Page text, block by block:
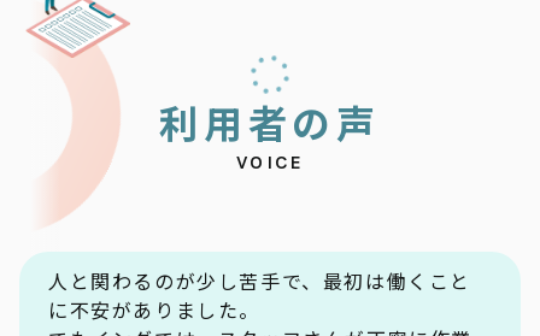
利用者の声
VOICE
人と関わるのが少し苦手で、最初は働くこと
に不安がありました。